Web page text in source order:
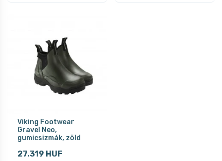
Viking Footwear
Gravel Neo,
gumicsizmák, zöld
27.319 HUF